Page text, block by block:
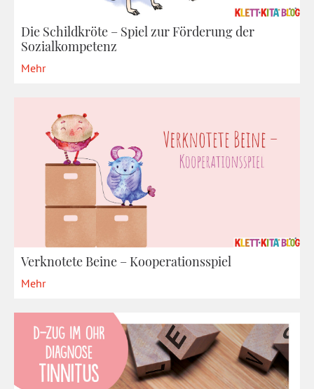
Die Schildkröte – Spiel zur Förderung der
Sozialkompetenz
Mehr
Verknotete Beine – Kooperationsspiel
Mehr